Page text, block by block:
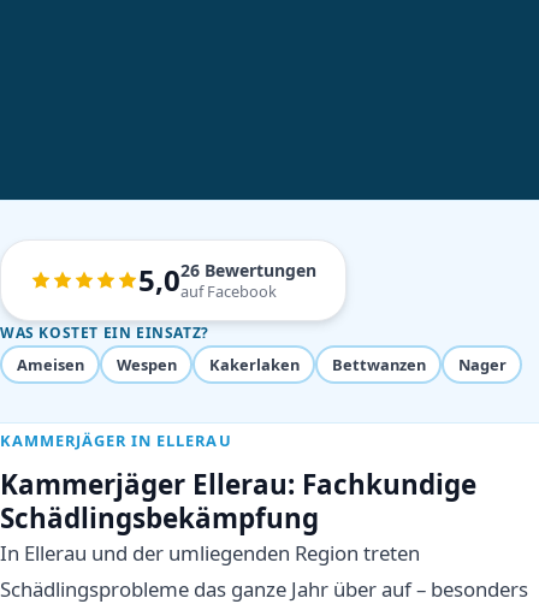
5,026 Bewertungen
auf Facebook
WAS KOSTET EIN EINSATZ?
Ameisen Wespen Kakerlaken Bettwanzen Nager
KAMMERJÄGER IN ELLERAU
Kammerjäger Ellerau: Fachkundige
Schädlingsbekämpfung
In Ellerau und der umliegenden Region treten
Schädlingsprobleme das ganze Jahr über auf – besonders